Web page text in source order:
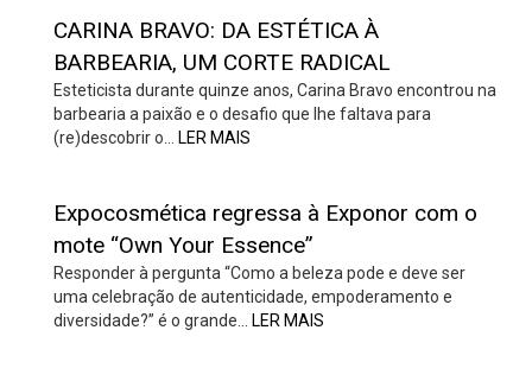
CARINA BRAVO: DA ESTÉTICA À
BARBEARIA, UM CORTE RADICAL
Esteticista durante quinze anos, Carina Bravo encontrou na
barbearia a paixão e o desafio que lhe faltava para
(re)descobrir o… LER MAIS
Expocosmética regressa à Exponor com o
mote “Own Your Essence”
Responder à pergunta “Como a beleza pode e deve ser
uma celebração de autenticidade, empoderamento e
diversidade?” é o grande… LER MAIS